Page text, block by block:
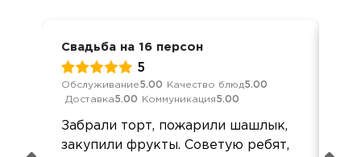
Свадьба на 16 персон
5
Обслуживание5.00 Качество блюд5.00
Доставка5.00 Коммуникация5.00
Забрали торт, пожарили шашлык,
закупили фрукты. Советую ребят,